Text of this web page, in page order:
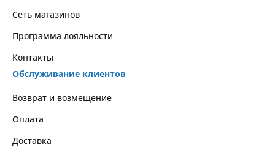
Сеть магазинов
Программа лояльности
Контакты
Обслуживание клиентов
Возврат и возмещение
Оплата
Доставка